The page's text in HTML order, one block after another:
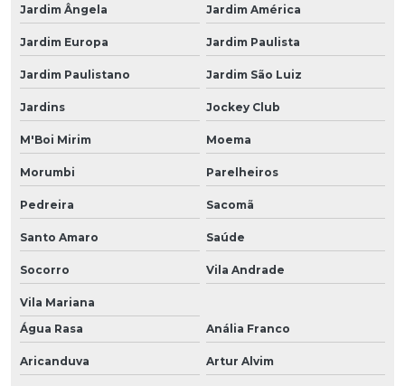
Jardim Ângela Jardim América
Jardim Europa Jardim Paulista
Jardim Paulistano Jardim São Luiz
Jardins Jockey Club
M'Boi Mirim Moema
Morumbi Parelheiros
Pedreira Sacomã
Santo Amaro Saúde
Socorro Vila Andrade
Vila Mariana
Água Rasa
Anália Franco
Aricanduva Artur Alvim